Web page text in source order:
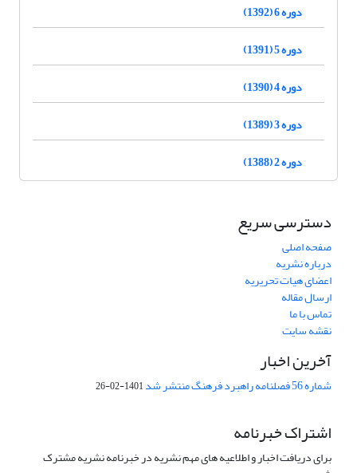
دوره 6 (1392)
دوره 5 (1391)
دوره 4 (1390)
دوره 3 (1389)
دوره 2 (1388)
دسترسی سریع
صفحه اصلی
درباره نشریه
اعضای هیات تحریریه
ارسال مقاله
تماس با ما
نقشه سایت
آخرین اخبار
شماره 56 فصلنامه راهبرد فرهنگ منتشر شد 1401-02-26
اشتراک خبرنامه
برای دریافت اخبار و اطلاعیه های مهم نشریه در خبرنامه نشریه مشترک